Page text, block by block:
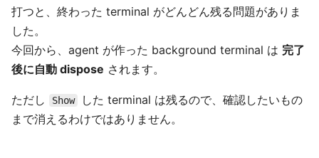
打つと、終わった terminal がどんどん残る問題がありま
した。
今回から、agent が作った background terminal は 完了
後に自動 dispose されます。
ただし Show
した terminal は残るので、確認したいもの
まで消えるわけではありません。